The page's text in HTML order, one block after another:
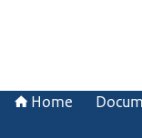
Home